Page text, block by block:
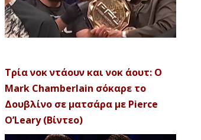
Τρία νοκ ντάουν και νοκ άουτ: Ο
Mark Chamberlain σόκαρε το
Δουβλίνο σε ματσάρα με Pierce
O’Leary (Βίντεο)